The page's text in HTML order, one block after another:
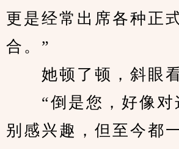
更是经常出席各种正
合。”
她顿了顿，斜眼看
“倒是您，好像对
别感兴趣，但至今都